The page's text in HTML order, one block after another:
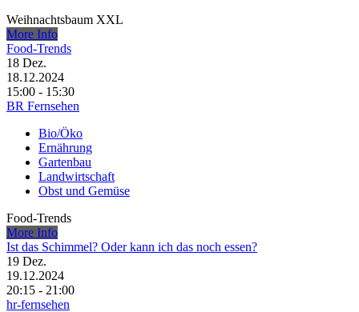
Weihnachtsbaum XXL
More Info
Food-Trends
18 Dez.
18.12.2024
15:00 - 15:30
BR Fernsehen
Bio/Öko
Ernährung
Gartenbau
Landwirtschaft
Obst und Gemüse
Food-Trends
More Info
Ist das Schimmel? Oder kann ich das noch essen?
19 Dez.
19.12.2024
20:15 - 21:00
hr-fernsehen